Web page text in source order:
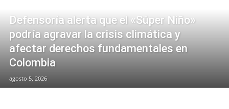
Defensoría alerta que el «Súper Niño»
podría agravar la crisis climática y
afectar derechos fundamentales en
Colombia
agosto 5, 2026